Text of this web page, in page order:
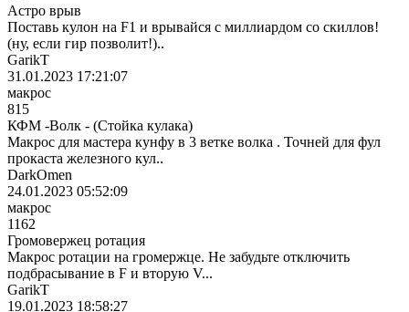
Астро врыв
Поставь кулон на F1 и врывайся с миллиардом со скиллов!
(ну, если гир позволит!)..
GarikT
31.01.2023 17:21:07
макрос
815
КФМ -Волк - (Стойка кулака)
Макрос для мастера кунфу в 3 ветке волка . Точней для фул
прокаста железного кул..
DarkOmen
24.01.2023 05:52:09
макрос
1162
Громовержец ротация
Макрос ротации на громержце. Не забудьте отключить
подбрасывание в F и вторую V...
GarikT
19.01.2023 18:58:27